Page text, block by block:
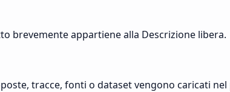
brevemente appartiene alla Descrizione libera.
tracce, fonti o dataset vengono caricati nel